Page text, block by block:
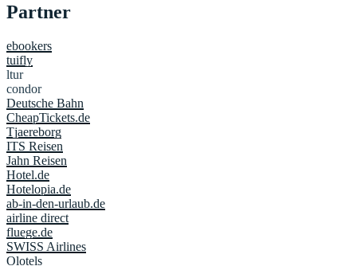
Partner
ebookers
tuifly
ltur
condor
Deutsche Bahn
CheapTickets.de
Tjaereborg
ITS Reisen
Jahn Reisen
Hotel.de
Hotelopia.de
ab-in-den-urlaub.de
airline direct
fluege.de
SWISS Airlines
Olotels